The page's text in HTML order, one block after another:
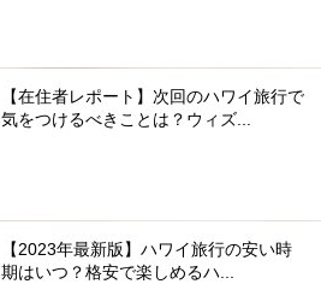
【在住者レポート】次回のハワイ旅行で
気をつけるべきことは？ウィズ...
【2023年最新版】ハワイ旅行の安い時
期はいつ？格安で楽しめるハ...